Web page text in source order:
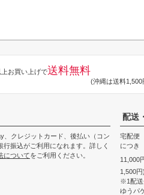
上お買い上げで送料無料
(沖縄は送料1,500
、クレジットカード、後払い（コン
行振込がご利用になれます。詳しく
についてをご利用ください。
配送
宅配便
につき
11,000
1,500円)
※1配送
ゆうパ